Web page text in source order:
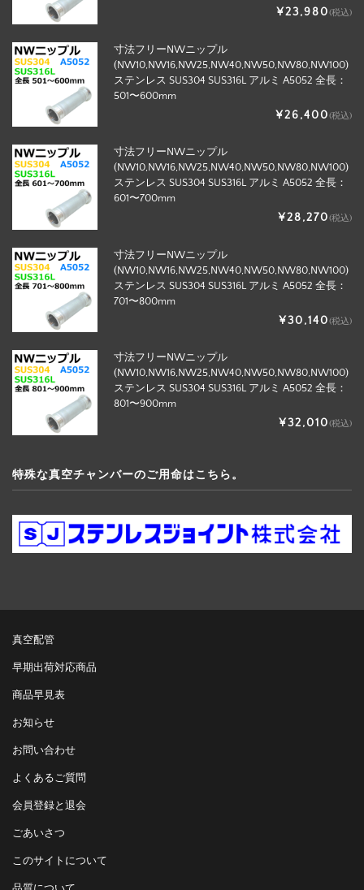
¥23,980(税込)
寸法フリーNWニップル
(NW10,NW16,NW25,NW40,NW50,NW80,NW100)
ステンレス SUS304 SUS316L アルミ A5052 全長：
501〜600mm
¥26,400(税込)
寸法フリーNWニップル
(NW10,NW16,NW25,NW40,NW50,NW80,NW100)
ステンレス SUS304 SUS316L アルミ A5052 全長：
601〜700mm
¥28,270(税込)
寸法フリーNWニップル
(NW10,NW16,NW25,NW40,NW50,NW80,NW100)
ステンレス SUS304 SUS316L アルミ A5052 全長：
701〜800mm
¥30,140(税込)
寸法フリーNWニップル
(NW10,NW16,NW25,NW40,NW50,NW80,NW100)
ステンレス SUS304 SUS316L アルミ A5052 全長：
801〜900mm
¥32,010(税込)
特殊な真空チャンバーのご用命はこちら。
真空配管
早期出荷対応商品
商品早見表
お知らせ
お問い合わせ
よくあるご質問
会員登録と退会
ごあいさつ
このサイトについて